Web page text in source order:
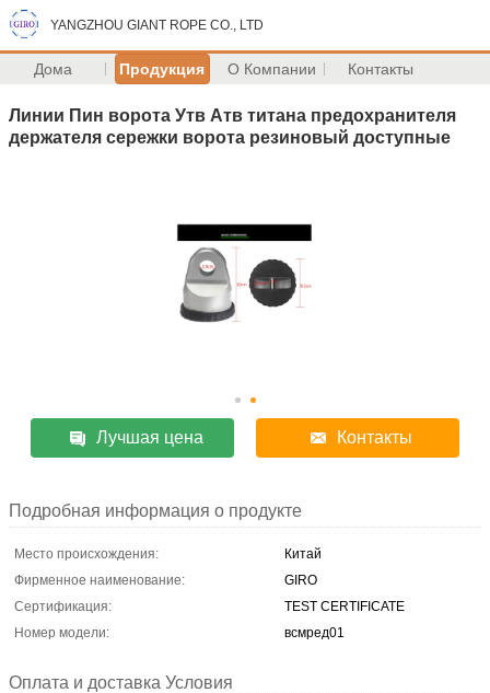
YANGZHOU GIANT ROPE CO., LTD
Дома Продукция О Компании Контакты
Линии Пин ворота Утв Атв титана предохранителя
держателя сережки ворота резиновый доступные
Лучшая цена Контакты
Подробная информация о продукте
Место происхождения:
Китай
Фирменное наименование:
GIRO
Сертификация:
TEST CERTIFICATE
Номер модели:
всмред01
Оплата и доставка Условия